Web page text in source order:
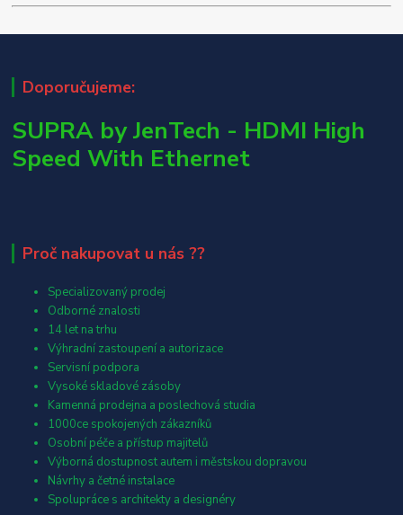
Doporučujeme:
SUPRA by JenTech - HDMI High
Speed With Ethernet
Proč nakupovat u nás ??
Specializovaný prodej
Odborné znalosti
14 let na trhu
Výhradní zastoupení a autorizace
Servisní podpora
Vysoké skladové zásoby
Kamenná prodejna a poslechová studia
1000ce spokojených zákazníků
Osobní péče a přístup majitelů
Výborná dostupnost autem i městskou dopravou
Návrhy a četné instalace
Spolupráce s architekty a designéry